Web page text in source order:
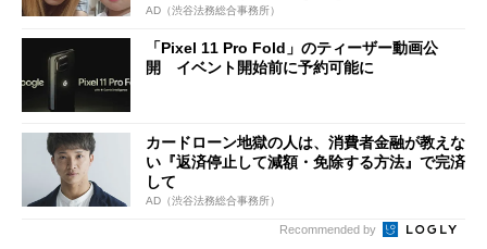
AD（渋谷法務総合事務所）
「Pixel 11 Pro Fold」のティーザー動画公
開 イベント開始前に予約可能に
カードローン地獄の人は、消費者金融が教えな
い『返済停止して減額・免除する方法』で完済
して
AD（渋谷法務総合事務所）
Recommended by